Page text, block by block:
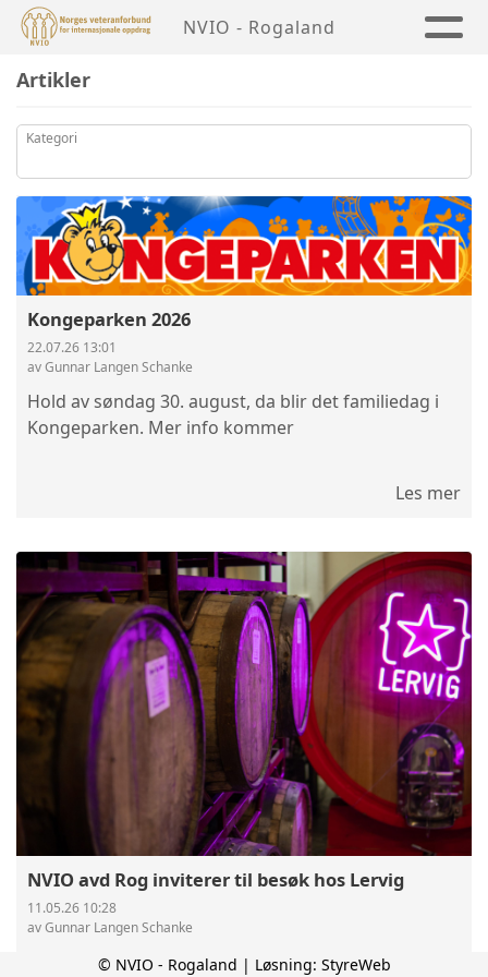
NVIO - Rogaland
Artikler
Kategori
Kongeparken 2026
22.07.26 13:01
av Gunnar Langen Schanke
Hold av søndag 30. august, da blir det familiedag i
Kongeparken. Mer info kommer
Les mer
NVIO avd Rog inviterer til besøk hos Lervig
11.05.26 10:28
av Gunnar Langen Schanke
NVIO avd Rogaland inviterer til medlems besøk hos
© NVIO - Rogaland | Løsning: StyreWeb